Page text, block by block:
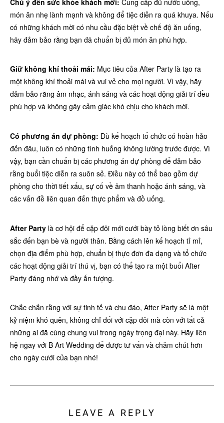
món ăn nhẹ lành mạnh và không để tiệc diễn ra quá khuya. Nếu
có những khách mời có nhu cầu đặc biệt về chế độ ăn uống,
hãy đảm bảo rằng bạn đã chuẩn bị đủ món ăn phù hợp.
Giữ không khí thoải mái: Mục tiêu của After Party là tạo ra
một không khí thoải mái và vui vẻ cho mọi người. Vì vậy, hãy
đảm bảo rằng âm nhạc, ánh sáng và các hoạt động giải trí đều
phù hợp và không gây cảm giác khó chịu cho khách mời.
Có phương án dự phòng: Dù kế hoạch tổ chức có hoàn hảo
đến đâu, luôn có những tình huống không lường trước được. Vì
vậy, bạn cần chuẩn bị các phương án dự phòng để đảm bảo
rằng buổi tiệc diễn ra suôn sẻ. Điều này có thể bao gồm dự
phòng cho thời tiết xấu, sự cố về âm thanh hoặc ánh sáng, và
các vấn đề liên quan đến thực phẩm và đồ uống.
After Party là cơ hội để cặp đôi mới cưới bày tỏ lòng biết ơn sâu
sắc đến bạn bè và người thân. Bằng cách lên kế hoạch tỉ mỉ,
chọn địa điểm phù hợp, chuẩn bị thực đơn đa dạng và tổ chức
các hoạt động giải trí thú vị, bạn có thể tạo ra một buổi After
Party đáng nhớ và đầy ấn tượng.
Chắc chắn rằng với sự tinh tế và chu đáo, After Party sẽ là một
kỷ niệm khó quên, không chỉ đối với cặp đôi mà còn với tất cả
những ai đã cùng chung vui trong ngày trọng đại này. Hãy liên
hệ ngay với B Art Wedding để được tư vấn và chăm chút hơn
cho ngày cưới của bạn nhé!
LEAVE A REPLY